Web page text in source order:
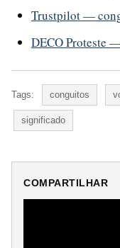
Trustpilot —
DECO Proteste
Tags: conguitos
significado
COMPARTILHAR